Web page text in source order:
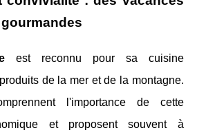
est reconnu pour sa cuisine
de la mer et de la montagne.
l'importance de cette
et proposent souvent à